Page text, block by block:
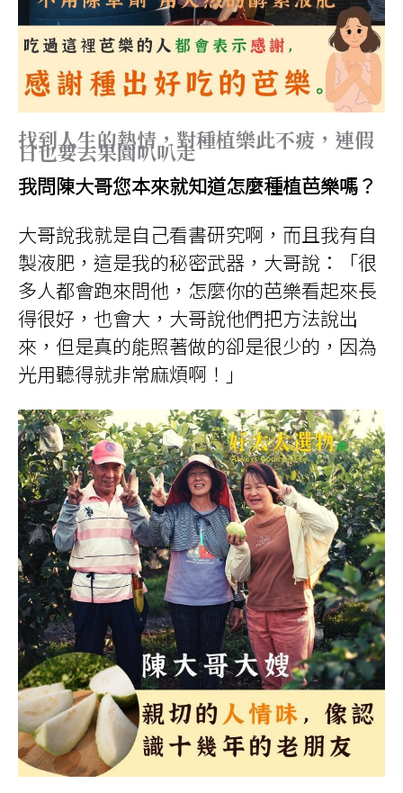
找到人生的熱情，對種植樂此不疲，連假
日也要去果園叭叭走
我問陳大哥您本來就知道怎麼種植芭樂嗎？
大哥說我就是自己看書研究啊，而且我有自
製液肥，這是我的秘密武器，大哥說：「很
多人都會跑來問他，怎麼你的芭樂看起來長
得很好，也會大，大哥說他們把方法說出
來，但是真的能照著做的卻是很少的，因為
光用聽得就非常麻煩啊！」